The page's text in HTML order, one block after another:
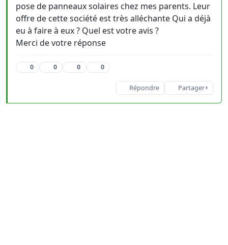
pose de panneaux solaires chez mes parents. Leur
offre de cette société est très alléchante Qui a déjà
eu à faire à eux ? Quel est votre avis ?
Merci de votre réponse
0 0 0 0
Répondre Partager